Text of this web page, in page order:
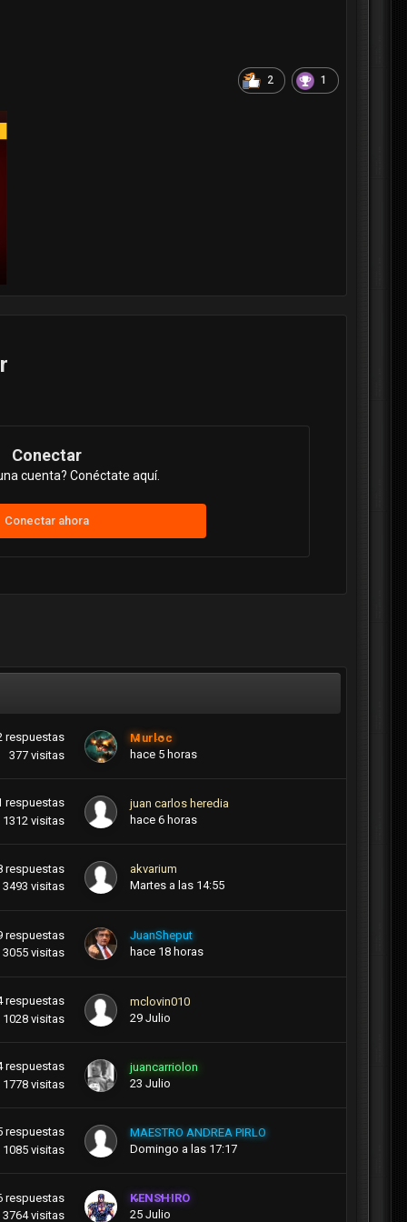
2 1
Conectar
cuenta? Conéctate aquí.
Conectar ahora
respuestas
377 visitas
Murloc
hace 5 horas
respuestas
1312 visitas
juan carlos heredia
hace 6 horas
respuestas
3493 visitas
akvarium
Martes a las 14:55
respuestas
3055 visitas
JuanSheput
hace 18 horas
respuestas
1028 visitas
mclovin010
29 Julio
respuestas
1778 visitas
juancarriolon
23 Julio
respuestas
1085 visitas
MAESTRO ANDREA PIRLO
Domingo a las 17:17
respuestas
3764 visitas
KENSHIRO
25 Julio